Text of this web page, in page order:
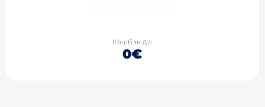
Кэшбэк до
0€